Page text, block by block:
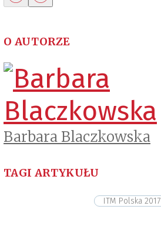
O AUTORZE
Barbara Blaczkowska
TAGI ARTYKUŁU
ITM Polska 2017